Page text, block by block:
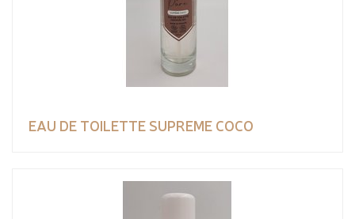
EAU DE TOILETTE SUPREME COCO